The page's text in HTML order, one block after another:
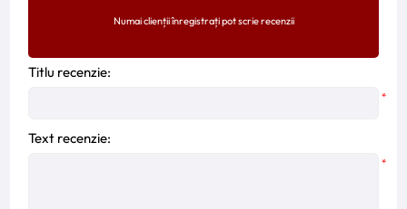
Numai clienții înregistrați pot scrie recenzii
Titlu recenzie:
*
Text recenzie:
*